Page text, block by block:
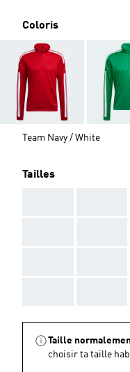
Coloris
Team Navy / White
Tailles
Taille
choisir ta taille